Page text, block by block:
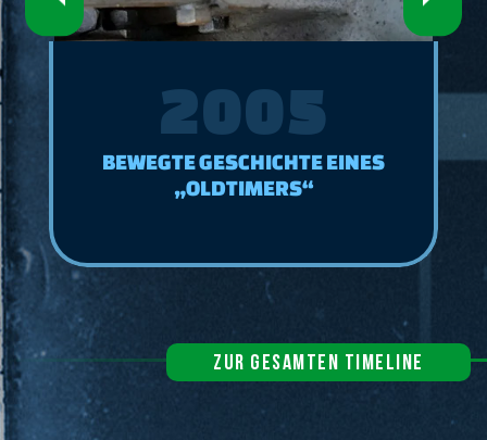
1970
MWM ENTWICKELTE WÄRMEPUMPE
FÜR EIN- UND
ZUR GESAMTEN TIMELINE